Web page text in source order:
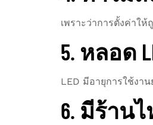
เพราะว่าการตั้งค่าใ
5. หลอด
LED มีอายุการใช้งา
6. มีร้าน